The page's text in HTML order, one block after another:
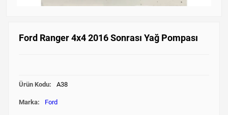
Ford Ranger 4x4 2016 Sonrası Yağ Pompası
Ürün Kodu: A38
Marka: Ford